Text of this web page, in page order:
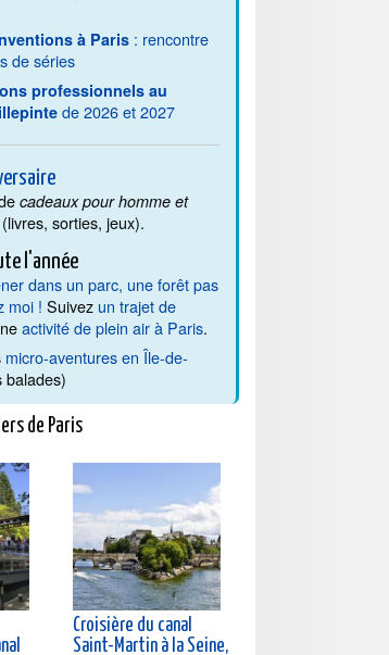
à Paris : rencontre
de séries
professionnels au
de 2026 et 2027
cadeaux pour homme et
sorties, jeux).
l'année
dans un parc, une forêt pas
moi ! Suivez un trajet de
activité de plein air à Paris.
micro-aventures en Île-de-
balades)
de Paris
Croisière du canal
Saint-Martin à la Seine,